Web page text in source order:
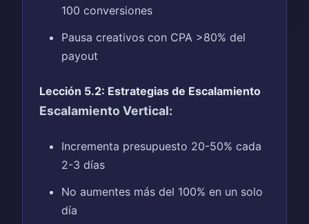
100 conversiones
Pausa creativos con CPA >80% del
payout
Lección 5.2: Estrategias de Escalamiento
Escalamiento Vertical:
Incrementa presupuesto 20-50% cada
2-3 días
No aumentes más del 100% en un solo
día